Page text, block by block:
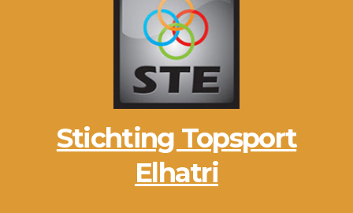
Stichting Topsport
Elhatri